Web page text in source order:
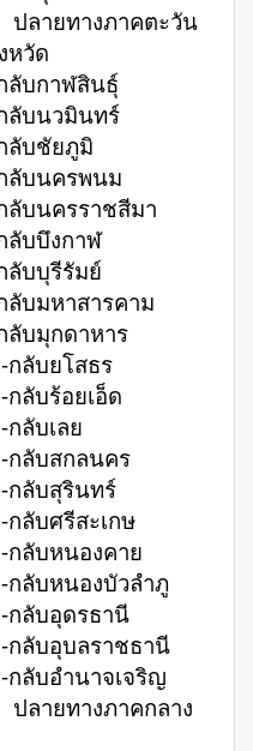
ลายทางภาคตะวัน
หวัด
ลับกาฬสินธุ์
ลับนวมินทร์
ลับชัยภูมิ
ลับนครพนม
บนครราชสีมา
บบึงกาฬ
บบุรีรัมย์
บมหาสารคาม
บมุกดาหาร
ลับยโสธร
ลับร้อยเอ็ด
ลับเลย
กลับสกลนคร
กลับสุรินทร์
ลับศรีสะเกษ
ลับหนองคาย
ลับหนองบัวลำภู
ลับอุดรธานี
ลับอุบลราชธานี
ลับอำนาจเจริญ
ลายทางภาคกลาง